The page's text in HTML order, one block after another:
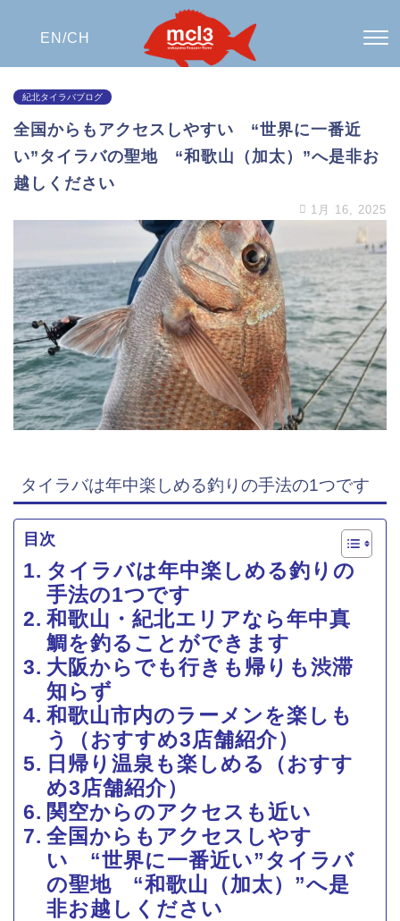
EN/CH
紀北タイラバブログ
全国からもアクセスしやすい “世界に一番近
い”タイラバの聖地 “和歌山（加太）”へ是非お
越しください
1月 16, 2025
タイラバは年中楽しめる釣りの手法の1つです
目次
タイラバは年中楽しめる釣りの
手法の1つです
和歌山・紀北エリアなら年中真
鯛を釣ることができます
大阪からでも行きも帰りも渋滞
知らず
和歌山市内のラーメンを楽しも
う（おすすめ3店舗紹介）
日帰り温泉も楽しめる（おすす
め3店舗紹介）
関空からのアクセスも近い
全国からもアクセスしやす
い “世界に一番近い”タイラバ
の聖地 “和歌山（加太）”へ是
非お越しください